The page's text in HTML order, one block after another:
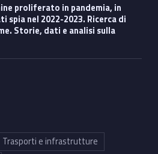
spia nel 2022-2023. Ricerca di
Storie, dati e analisi sulla
Trasporti e infrastrutture